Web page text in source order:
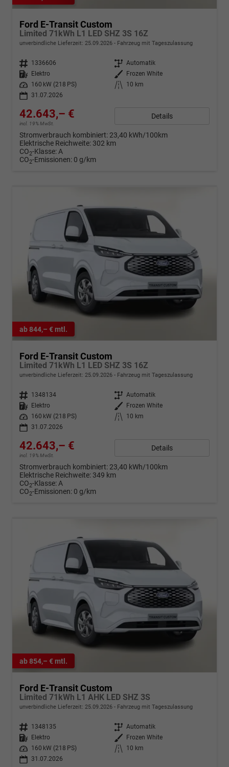
Ford E-Transit Custom
Limited 71kWh L1 LED SHZ 3S 16Z
unverbindliche Lieferzeit: 25.09.2026 Fahrzeug mit Tageszulassung
Fahrzeugnr. 1336606 Getriebe Automatik
Kraftstoff
Elektro Außenfarbe
Frozen White
Leistung
160 kW (218 PS) Kilometerstand
10 km
31.07.2026
42.643,– €
incl. 19% MwSt.
Details
Stromverbrauch kombiniert: 23,40 kWh/100km
Elektrische Reichweite: 302 km
CO2-Klasse:A
CO2-Emissionen: 0 g/km
ab 844,– € mtl.
Ford E-Transit Custom
Limited 71kWh L1 LED SHZ 3S 16Z
unverbindliche Lieferzeit: 25.09.2026 Fahrzeug mit Tageszulassung
Fahrzeugnr. 1348134 Getriebe Automatik
Kraftstoff
Elektro Außenfarbe
Frozen White
Leistung
160 kW (218 PS) Kilometerstand
10 km
31.07.2026
42.643,– €
incl. 19% MwSt.
Details
Stromverbrauch kombiniert: 23,40 kWh/100km
Elektrische Reichweite: 349 km
CO2-Klasse:A
CO2-Emissionen: 0 g/km
ab 854,– € mtl.
Ford E-Transit Custom
Limited 71kWh L1 AHK LED SHZ 3S
unverbindliche Lieferzeit: 25.09.2026 Fahrzeug mit Tageszulassung
Fahrzeugnr. 1348135 Getriebe Automatik
Kraftstoff
Elektro Außenfarbe
Frozen White
Leistung
160 kW (218 PS) Kilometerstand
10 km
31.07.2026